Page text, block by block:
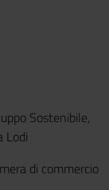
Sostenibile,
Lodi
di commercio